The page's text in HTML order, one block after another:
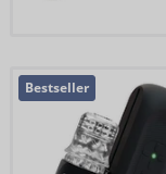
Bestseller